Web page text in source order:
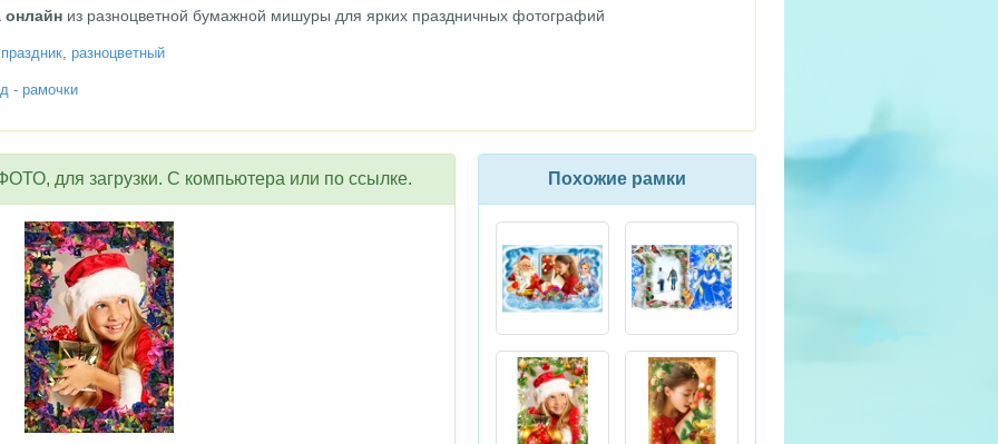
онлайн из разноцветной бумажной мишуры для ярких праздничных фотографий
праздник, разноцветный
- рамочки
Похожие рамки
для загрузки. С компьютера или по ссылке.